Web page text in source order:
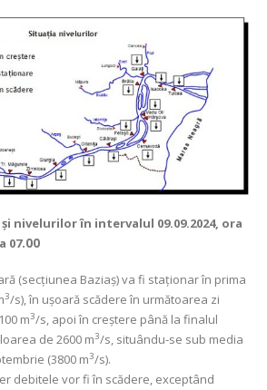
nivelurilorîn intervalul 09.09.2024, ora
07.00
(secţiunea Baziaş) va fi staționar în prima
3/s), în ușoară scădere în următoarea zi
m3/s, apoi în creștere până la finalul
de 2600 m3/s, situându-se sub media
(3800 m3/s).
debitele vor fi în scădere, exceptând